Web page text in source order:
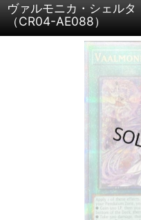
ヴァルモニカ・シェル
（CR04-AE088）